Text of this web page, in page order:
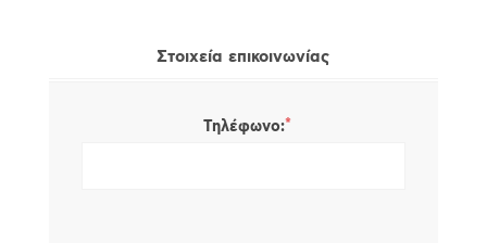
Στοιχεία επικοινωνίας
Τηλέφωνο:*